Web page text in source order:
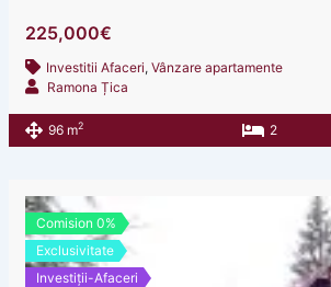
225,000€
Investitii Afaceri, Vânzare apartamente
Ramona Țica
96 m2 2
Comision 0%
Exclusivitate
Investiții-Afaceri